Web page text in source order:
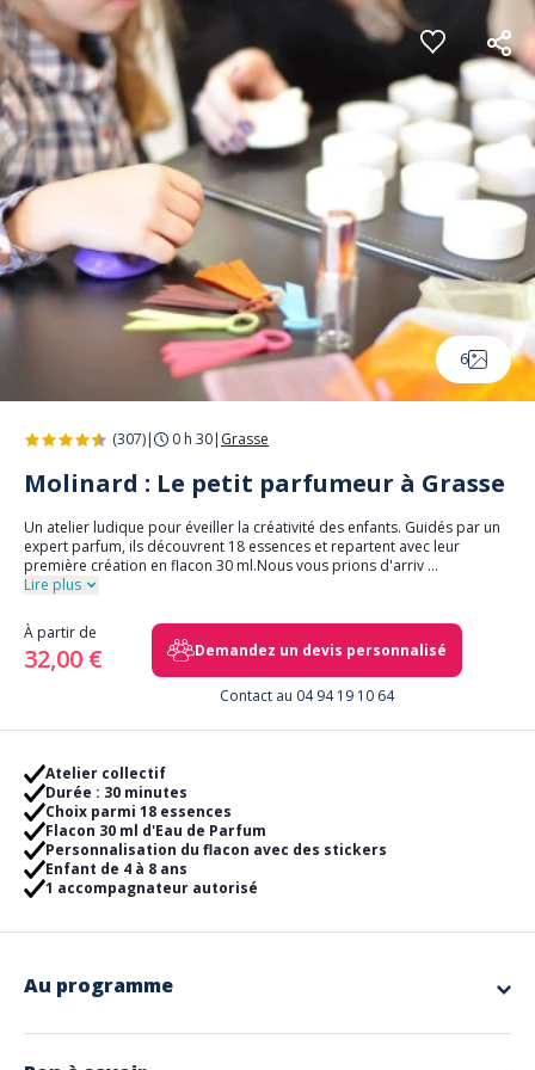
Panneau de gestion des cookies
6
(307)| 0 h 30| Grasse
Molinard : Le petit parfumeur à Grasse
Un atelier ludique pour éveiller la créativité des enfants. Guidés par un
expert parfum, ils découvrent 18 essences et repartent avec leur
première création en flacon 30 ml.Nous vous prions d'arriv ...
Lire plus
À partir de
32,00 € Demandez un devis personnalisé
Contact au 04 94 19 10 64
Atelier collectif
Durée : 30 minutes
Choix parmi 18 essences
Flacon 30 ml d'Eau de Parfum
Personnalisation du flacon avec des stickers
Enfant de 4 à 8 ans
1 accompagnateur autorisé
Au programme
Guidés par un expert parfum, les jeunes créateurs découvrent dix-huit